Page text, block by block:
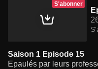
S'abonner
Saison 1 Episode 15
Epaulés par leurs